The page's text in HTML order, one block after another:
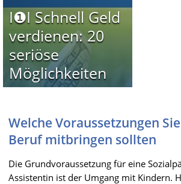
I❶I Schnell Geld
verdienen: 20
seriöse
Möglichkeiten
Welche Voraussetzungen
Beruf mitbringen sollten
Die Grundvoraussetzung für eine
Assistentin ist der Umgang mit Kindern.